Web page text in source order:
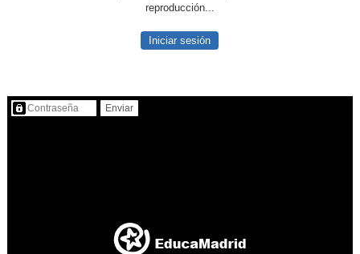
reproducción...
Iniciar sesión
Contenido protegido…